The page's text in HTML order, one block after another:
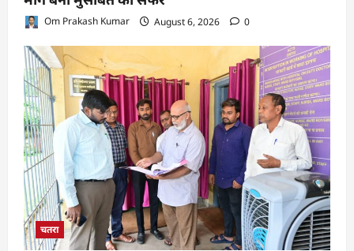
Om Prakash Kumar August 6, 2026 0
चतरा